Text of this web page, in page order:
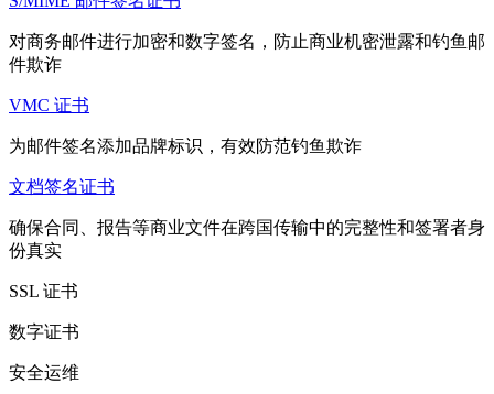
对商务邮件进行加密和数字签名，防止商业机密泄露和钓鱼邮
件欺诈
VMC 证书
为邮件签名添加品牌标识，有效防范钓鱼欺诈
文档签名证书
确保合同、报告等商业文件在跨国传输中的完整性和签署者身
份真实
SSL 证书
数字证书
安全运维